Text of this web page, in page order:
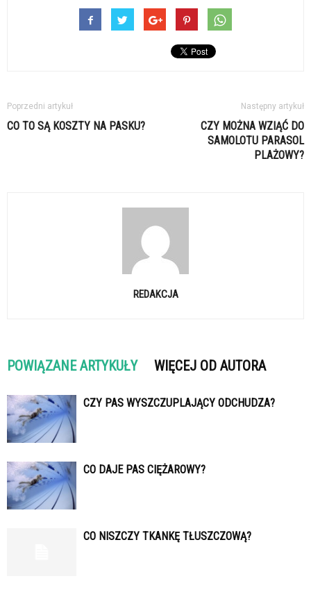
Poprzedni artykuł
CO TO SĄ KOSZTY NA PASKU?
Następny artykuł
CZY MOŻNA WZIĄĆ DO
SAMOLOTU PARASOL
PLAŻOWY?
REDAKCJA
POWIĄZANE ARTYKUŁY WIĘCEJ OD AUTORA
CZY PAS WYSZCZUPLAJĄCY ODCHUDZA?
CO DAJE PAS CIĘŻAROWY?
CO NISZCZY TKANKĘ TŁUSZCZOWĄ?